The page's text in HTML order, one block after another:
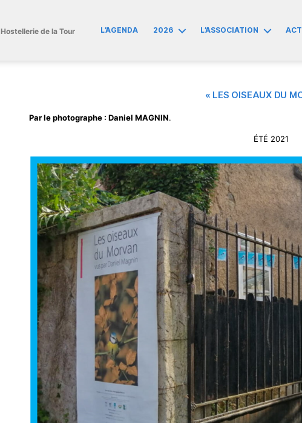
Hostellerie de la Tour L’AGENDA 2026 L’ASSOCIATION
« LES OISEAUX DU
Par le photographe : Daniel MAGNIN.
ÉTÉ 2021